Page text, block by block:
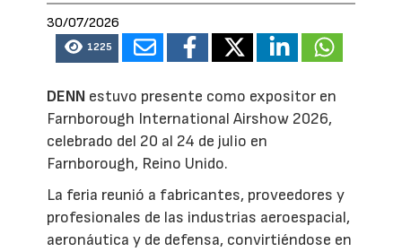
30/07/2026
1225
DENN estuvo presente como expositor en
Farnborough International Airshow 2026,
celebrado del 20 al 24 de julio en
Farnborough, Reino Unido.
La feria reunió a fabricantes, proveedores y
profesionales de las industrias aeroespacial,
aeronáutica y de defensa, convirtiéndose en